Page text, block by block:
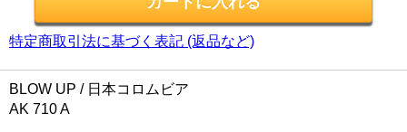
特定商取引法に基づく表記 (返品など)
BLOW UP / 日本コロムビア
AK 710 A